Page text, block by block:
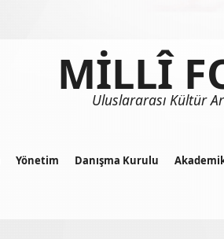
MİLLÎ
Uluslararası Kültür
Yönetim Danışma Kurulu